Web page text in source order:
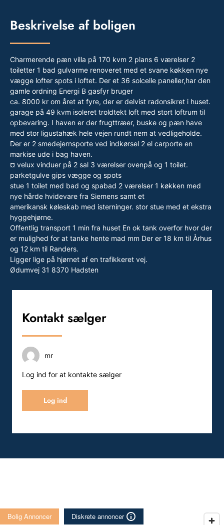
Beskrivelse af boligen
Charmerende pæn villa på 170 kvm 2 plans 6 værelser 2
toiletter 1 bad gulvarme renoveret med et svane køkken nye
vægge lofter spots i loftet. Der et 36 solcelle paneller,har den
gamle ordning Energi B gasfyr bruger
ca. 8000 kr om året at fyre, der er delvist radonsikret i huset.
garage på 49 kvm isoleret troldtekt loft med stort loftrum til
opbevaring. I haven er der frugttræer, buske og pæn have
med stor ligustahæk hele vejen rundt nem at vedligeholde.
Der er 2 smedejernsporte ved indkørsel 2 el carporte en
markise ude i bag haven.
¤ velux vinduer på 2 sal 3 værelser ovenpå og 1 toilet.
parketgulve gips vægge og spots
stue 1 toilet med bad og spabad 2 værelser 1 køkken med
nye hårde hvidevare fra Siemens samt et
amerikansk køleskab med isterninger. stor stue med et ekstra
hyggehjørne.
Offentlig transport 1 min fra huset En ok tank overfor hvor der
er mulighed for at tanke hente mad mm Der er 18 km til Århus
og 12 km til Randers.
Ligger lige på hjørnet af en trafikkeret vej.
Ødumvej 31 8370 Hadsten
Kontakt sælger
mr
Log ind for at kontakte sælger
Log ind
Bolig Annoncer Diskrete annoncer